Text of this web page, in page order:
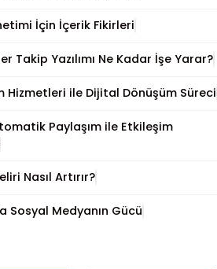
İçin İçerik Fikirleri
Takip Yazılımı Ne Kadar İşe Yarar?
Hizmetleri ile Dijital Dönüşüm Süreci
Paylaşım ile Etkileşim
Nasıl Artırır?
Sosyal Medyanın Gücü